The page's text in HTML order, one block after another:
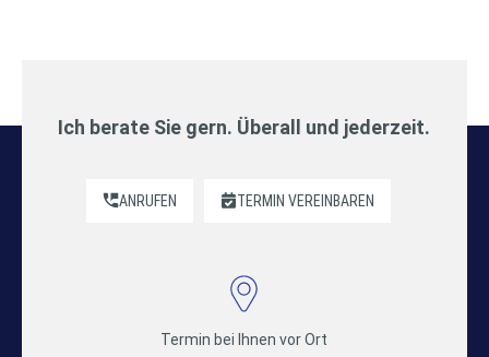
Ich berate Sie gern. Überall und jederzeit.
ANRUFEN TERMIN VEREINBAREN
Termin bei Ihnen vor Ort